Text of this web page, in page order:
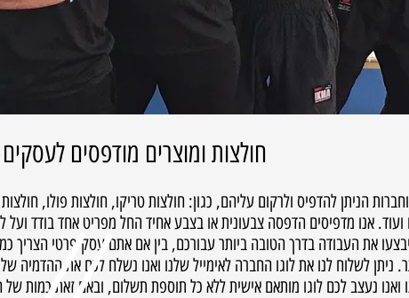
חולצות ומוצרים מודפסים
הניתן להדפיס ולרקום עליהם, כגון: חולצות טריקו, חולצות פולו,
ועוד. אנו מדפיסים הדפסה צבעונית או בצבע אחיד החל מפריט אחד בודד
את העבודה בדרך הטובה ביותר עבורכם, בין אם אתם עסק פרטי הצריך
ניתן לשלוח לנו את לוגו החברה לאימייל שלנו ואנו נשלח לכם את
ואנו נעצב לכם לוגו מותאם אישית ללא כל תוספת תשלום, ובאם זאת כמות